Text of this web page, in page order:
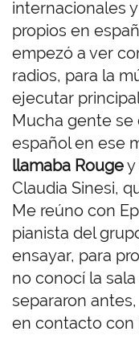
internacionales
propios en
empezó a ver
radios, para la
ejecutar
Mucha gente se
español en ese
llamaba Rougey
Claudia Sinesi,
Me reúno con
pianista del
ensayar, para
no conocí la
separaron
en contacto con